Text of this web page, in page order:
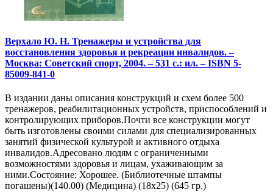
Верхало Ю. Н. Тренажеры и устройства для
восстановления здоровья и рекреации инвалидов. –
Москва: Советский спорт, 2004. – 531 с.: ил. – ISBN 5-
85009-841-0
В издании даны описания конструкций и схем более 500
тренажеров, реабилитационных устройств, приспособлений и
контролирующих приборов.Почти все конструкции могут
быть изготовлены своими силами для специализированных
занятий физической культурой и активного отдыха
инвалидов.Адресовано людям с ограниченными
возможностями здоровья и лицам, ухаживающим за
ними.Состояние: Хорошее. (Библиотечные штампы
погашены)(140.00) (Медицина) (18х25) (645 гр.)